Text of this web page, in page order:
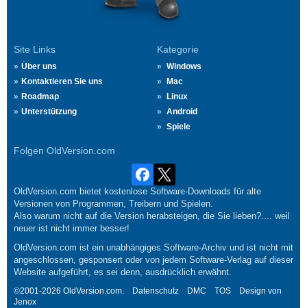
Site Links
Über uns
Kontaktieren Sie uns
Roadmap
Unterstützung
Kategorie
Windows
Mac
Linux
Android
Spiele
Folgen OldVersion.com
OldVersion.com bietet kostenlose Software-Downloads für alte
Versionen von Programmen, Treibern und Spielen.
Also warum nicht auf die Version herabsteigen, die Sie lieben?.... weil
neuer ist nicht immer besser!
OldVersion.com ist ein unabhängiges Software-Archiv und ist nicht mit
angeschlossen, gesponsert oder von jedem Software-Verlag auf dieser
Website aufgeführt, es sei denn, ausdrücklich erwähnt.
©2001-2026 OldVersion.com. Datenschutz DMC TOS
Design von
Jenox